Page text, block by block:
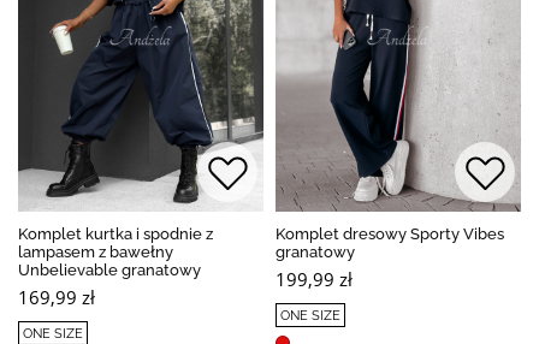
Komplet kurtka i spodnie z
lampasem z bawełny
Unbelievable granatowy
169,99 zł
ONE SIZE
Komplet dresowy Sporty Vibes
granatowy
199,99 zł
ONE SIZE